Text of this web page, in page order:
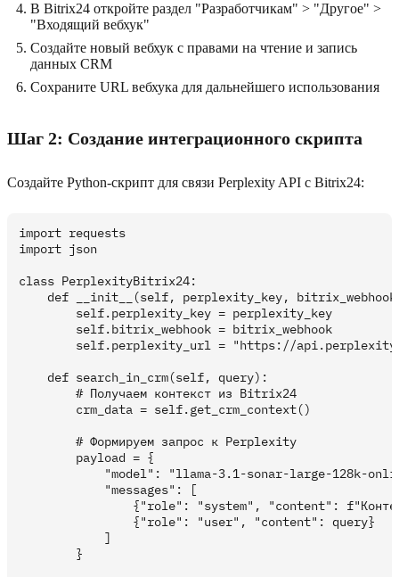
В Bitrix24 откройте раздел "Разработчикам" > "Другое" >
"Входящий вебхук"
Создайте новый вебхук с правами на чтение и запись
данных CRM
Сохраните URL вебхука для дальнейшего использования
Шаг 2: Создание интеграционного скрипта
Создайте Python-скрипт для связи Perplexity API с Bitrix24:
import requests
import json
class PerplexityBitrix24:
def __init__(self, perplexity_key,
        self.perplexity_key = perplexity_key
        self.bitrix_webhook = bitrix_webhook
self.perplexity_url = "https://
    def search_in_crm(self, query):
        # Получаем контекст из Bitrix24
        crm_data = self.get_crm_context()
        # Формируем запрос к Perplexity
        payload = {
"model": "llama-3.1-sonar-large-128k-
            "messages": [
{"role": "system", "content":
                {"role": "user", "content": query}
            ]
        }